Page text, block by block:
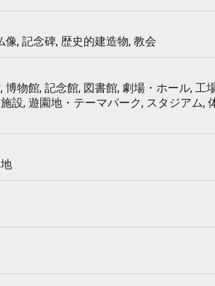
, 記念碑, 歴史的建造物, 教会
物館, 記念館, 図書館, 劇場・ホール, 工
設, 遊園地・テーマパーク, スタジアム,